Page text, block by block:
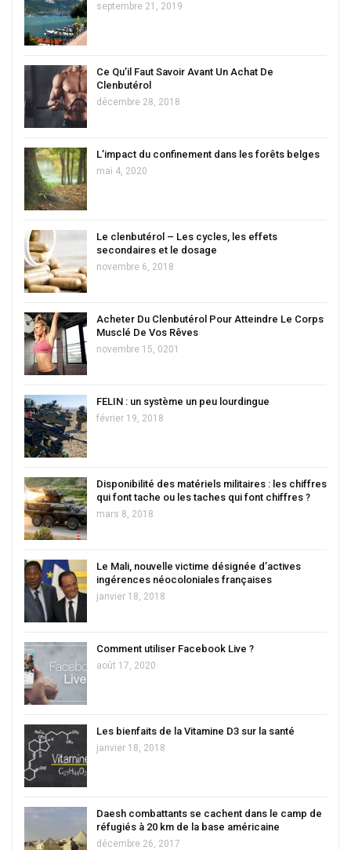
septembre 21, 2019
Ce Qu’il Faut Savoir Avant Un Achat De
Clenbutérol
décembre 28, 2018
L’impact du confinement dans les forêts belges
mai 4, 2020
Le clenbutérol – Les cycles, les effets
secondaires et le dosage
novembre 6, 2018
Acheter Du Clenbutérol Pour Atteindre Le Corps
Musclé De Vos Rêves
novembre 15, 0201
FELIN : un système un peu lourdingue
février 19, 2018
Disponibilité des matériels militaires : les chiffres
qui font tache ou les taches qui font chiffres ?
mars 8, 2018
Le Mali, nouvelle victime désignée d’actives
ingérences néocoloniales françaises
janvier 18, 2018
Comment utiliser Facebook Live ?
août 17, 2020
Les bienfaits de la Vitamine D3 sur la santé
janvier 18, 2018
Daesh combattants se cachent dans le camp de
réfugiés à 20 km de la base américaine
décembre 26, 2017